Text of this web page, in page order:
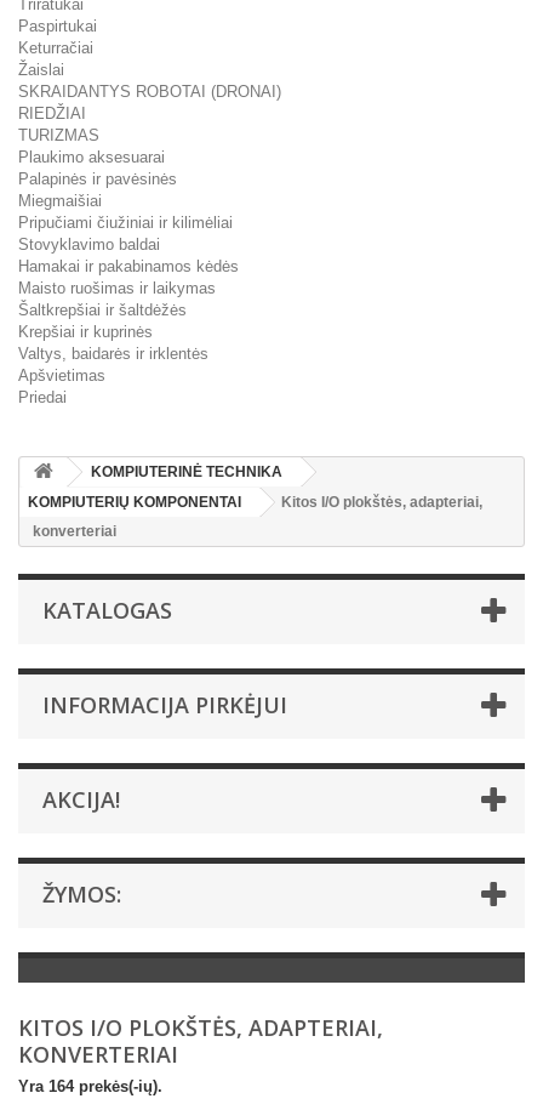
Triratukai
Paspirtukai
Keturračiai
Žaislai
SKRAIDANTYS ROBOTAI (DRONAI)
RIEDŽIAI
TURIZMAS
Plaukimo aksesuarai
Palapinės ir pavėsinės
Miegmaišiai
Pripučiami čiužiniai ir kilimėliai
Stovyklavimo baldai
Hamakai ir pakabinamos kėdės
Maisto ruošimas ir laikymas
Šaltkrepšiai ir šaltdėžės
Krepšiai ir kuprinės
Valtys, baidarės ir irklentės
Apšvietimas
Priedai
KOMPIUTERINĖ TECHNIKA
KOMPIUTERIŲ KOMPONENTAI
Kitos I/O plokštės, adapteriai,
konverteriai
KATALOGAS
INFORMACIJA PIRKĖJUI
AKCIJA!
ŽYMOS:
KITOS I/O PLOKŠTĖS, ADAPTERIAI,
KONVERTERIAI
Yra 164 prekės(-ių).